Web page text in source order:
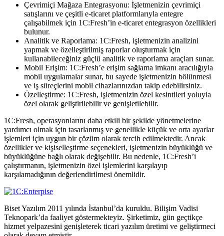
Çevrimiçi Mağaza Entegrasyonu: İşletmenizin çevrimiçi
satışlarını ve çeşitli e-ticaret platformlarıyla entegre
çalışabilmek için 1C:Fresh’in e-ticaret entegrasyon özellikleri
bulunur.
Analitik ve Raporlama: 1C:Fresh, işletmenizin analizini
yapmak ve özelleştirilmiş raporlar oluşturmak için
kullanabileceğiniz güçlü analitik ve raporlama araçları sunar.
Mobil Erişim: 1C:Fresh’e erişim sağlama imkanı aracılığıyla
mobil uygulamalar sunar, bu sayede işletmenizin bölünmesi
ve iş süreçlerini mobil cihazlarınızdan takip edebilirsiniz.
Özelleştirme: 1C:Fresh, işletmenizin özel kesintileri yoluyla
özel olarak geliştirilebilir ve genişletilebilir.
1C:Fresh, operasyonlarını daha etkili bir şekilde yönetmelerine
yardımcı olmak için tasarlanmış ve genellikle küçük ve orta ayarlar
işlemleri için uygun bir çözüm olarak tercih edilmektedir. Ancak
özellikler ve kişiselleştirme seçenekleri, işletmenizin büyüklüğü ve
büyüklüğüne bağlı olarak değişebilir. Bu nedenle, 1C:Fresh’i
çalıştırmanın, işletmenizin özel işlemlerini karşılayıp
karşılamadığının değerlendirilmesi önemlidir.
Biset Yazılım 2011 yılında İstanbul’da kuruldu. Bilişim Vadisi
Teknopark’da faaliyet göstermekteyiz. Şirketimiz, gün geçtikçe
hizmet yelpazesini genişleterek ticari yazılım üretimi ve geliştirmeci